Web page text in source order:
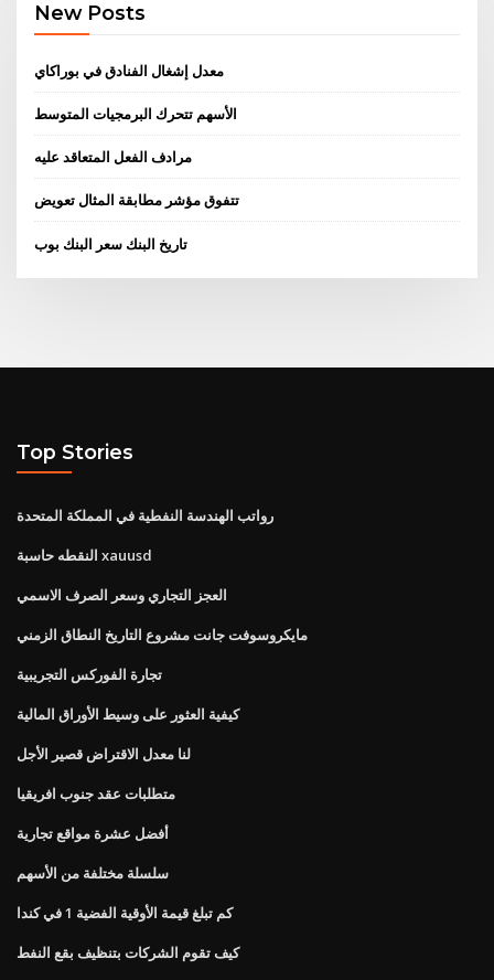
New Posts
معدل إشغال الفنادق في بوراكاي
الأسهم تتحرك البرمجيات المتوسط
مرادف الفعل المتعاقد عليه
تتفوق مؤشر مطابقة المثال تعويض
تاريخ البنك سعر البنك بوب
Top Stories
رواتب الهندسة النفطية في المملكة المتحدة
النقطه حاسبة xauusd
العجز التجاري وسعر الصرف الاسمي
مايكروسوفت جانت مشروع التاريخ النطاق الزمني
تجارة الفوركس التجريبية
كيفية العثور على وسيط الأوراق المالية
لنا معدل الاقتراض قصير الأجل
متطلبات عقد جنوب افريقيا
أفضل عشرة مواقع تجارية
سلسلة مختلفة من الأسهم
كم تبلغ قيمة الأوقية الفضية 1 في كندا
كيف تقوم الشركات بتنظيف بقع النفط